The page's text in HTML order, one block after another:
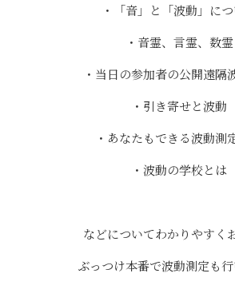
・「音」と「波動」に
・音霊、言霊、数霊
・当日の参加者の公開遠隔
・引き寄せと波動
・あなたもできる波動測
・波動の学校とは
などについてわかりやすく
ぶっつけ本番で波動測定も行